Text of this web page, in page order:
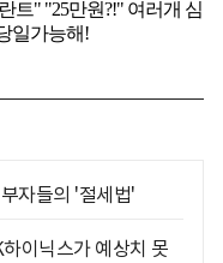
자들의 '절세법'
이닉스가 예상치 못